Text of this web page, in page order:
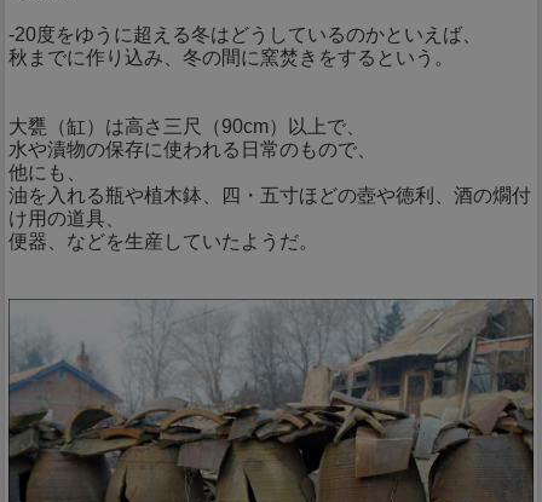
-20度をゆうに超える冬はどうしているのかといえば、
秋までに作り込み、冬の間に窯焚きをするという。
大甕（缸）は高さ三尺（90cm）以上で、
水や漬物の保存に使われる日常のもので、
他にも、
油を入れる瓶や植木鉢、四・五寸ほどの壺や徳利、酒の燗付
け用の道具、
便器、などを生産していたようだ。